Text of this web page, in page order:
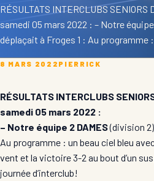
RÉSULTATS INTERCLUBS SENIORS
samedi 05 mars 2022 : – Notre
déplaçait à Froges 1 : Au programme
8 MARS 2022 PIERRICK
RÉSULTATS INTERCLUBS
samedi 05 mars 2022 :
– Notre équipe 2 DAMES(division
Au programme : un beau ciel bleu
vent et la victoire 3-2 au bout d’un
journée d’interclub!